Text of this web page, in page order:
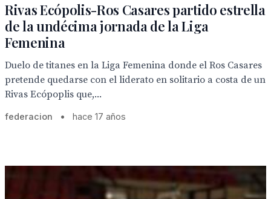
Rivas Ecópolis-Ros Casares partido estrella
de la undécima jornada de la Liga
Femenina
Duelo de titanes en la Liga Femenina donde el Ros Casares
pretende quedarse con el liderato en solitario a costa de un
Rivas Ecópoplis que,...
federacion • hace 17 años